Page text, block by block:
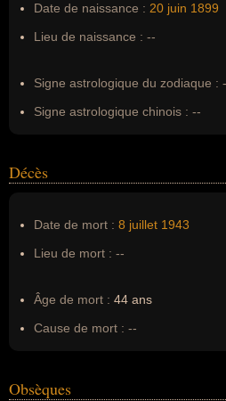
Date de naissance : 20 juin 1899
Lieu de naissance : --
Signe astrologique du zodiaque :
Signe astrologique chinois : --
Décès
Date de mort : 8 juillet 1943
Lieu de mort : --
Âge de mort : 44 ans
Cause de mort : --
Obsèques